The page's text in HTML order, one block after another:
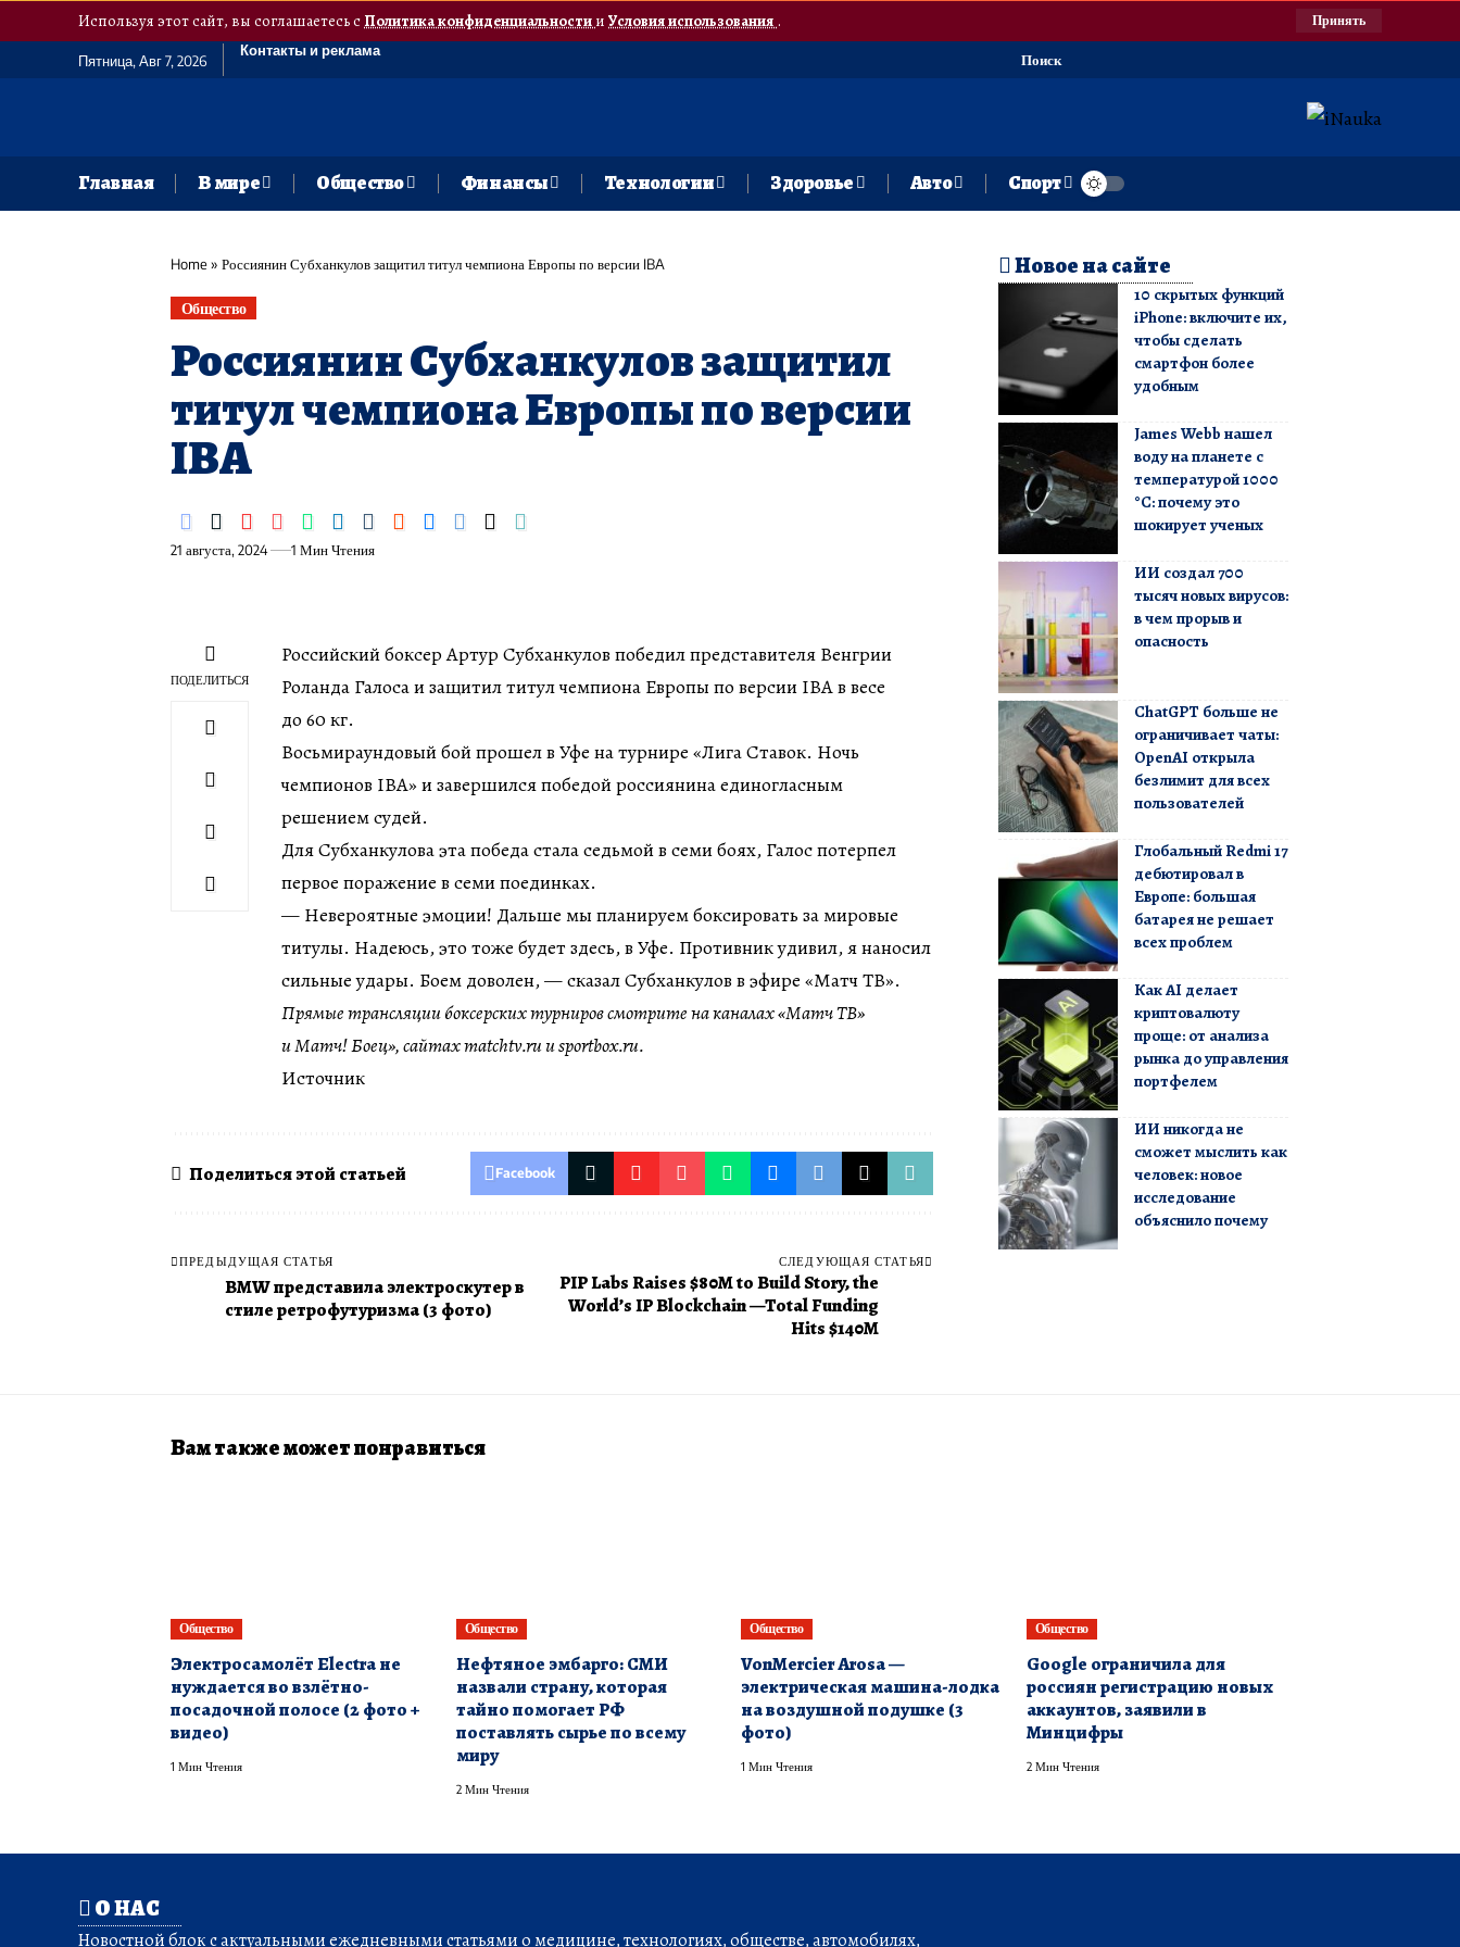
Используя этот сайт, вы соглашаетесь сПолитика конфиденциальностии Условия использования. Принять
Пятница, Авг 7, 2026
Контакты и реклама
Поиск
Главная В мире Общество Финансы Технологии Здоровье Авто Спорт
Home» Россиянин Субханкулов защитил титул чемпиона Европы по версии IBA
Общество
Россиянин Субханкулов защитил
титул чемпиона Европы по версии
IBA
21 августа, 2024 1 Мин Чтения
ПОДЕЛИТЬСЯ
Российский боксер Артур Субханкулов победил представителя Венгрии
Роланда Галоса и защитил титул чемпиона Европы по версии IBA в весе
до 60 кг.
Восьмираундовый бой прошел в Уфе на турнире «Лига Ставок. Ночь
чемпионов IBA» и завершился победой россиянина единогласным
решением судей.
Для Субханкулова эта победа стала седьмой в семи боях, Галос потерпел
первое поражение в семи поединках.
— Невероятные эмоции! Дальше мы планируем боксировать за мировые
титулы. Надеюсь, это тоже будет здесь, в Уфе. Противник удивил, я наносил
сильные удары. Боем доволен, — сказал Субханкулов в эфире «Матч ТВ».
Прямые трансляции боксерских турниров смотрите на каналах «Матч ТВ»
и Матч! Боец», сайтах matchtv.ru и sportbox.ru.
Источник
Поделиться этой статьей Facebook
ПРЕДЫДУЩАЯ СТАТЬЯ
BMW представила электроскутер в
стиле ретрофутуризма (3 фото)
СЛЕДУЮЩАЯ СТАТЬЯ
PIP Labs Raises $80M to Build Story, the
World’s IP Blockchain —Total Funding
Hits $140M
Новое на сайте
10 скрытых функций
iPhone: включите их,
чтобы сделать
смартфон более
удобным
James Webb нашел
воду на планете с
температурой 1000
°C: почему это
шокирует ученых
ИИ создал 700
тысяч новых вирусов:
в чем прорыв и
опасность
ChatGPT больше не
ограничивает чаты:
OpenAI открыла
безлимит для всех
пользователей
Глобальный Redmi 17
дебютировал в
Европе: большая
батарея не решает
всех проблем
Как AI делает
криптовалюту
проще: от анализа
рынка до управления
портфелем
ИИ никогда не
сможет мыслить как
человек: новое
исследование
объяснило почему
Вам также может понравиться
Общество
Электросамолёт Electra не
нуждается во взлётно-
посадочной полосе (2 фото +
видео)
1 Мин Чтения
Общество
Нефтяное эмбарго: СМИ
назвали страну, которая
тайно помогает РФ
поставлять сырье по всему
миру
2 Мин Чтения
Общество
VonMercier Arosa —
электрическая машина-лодка
на воздушной подушке (3
фото)
1 Мин Чтения
Общество
Google ограничила для
россиян регистрацию новых
аккаунтов, заявили в
Минцифры
2 Мин Чтения
О НАС
Новостной блок с актуальными ежедневными статьями о медицине, технологиях, обществе, автомобилях,